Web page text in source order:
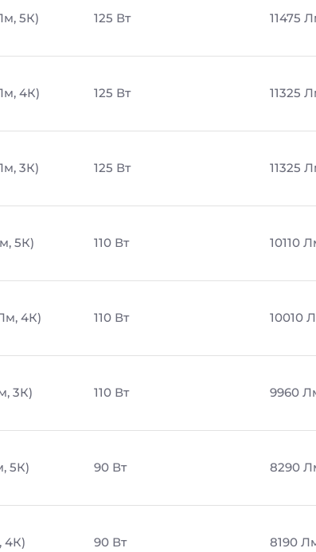
5К) 125 Вт 11475
4К) 125 Вт 11325
3К) 125 Вт 11325
5К) 110 Вт 10110
4К) 110 Вт 10010
3К) 110 Вт 9960
5К) 90 Вт 8290
4К) 90 Вт 8190